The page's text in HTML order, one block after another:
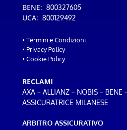
BENE: 800327605
UCA: 800129492
• Termini e Condizioni
• Privacy Policy
• Cookie Policy
RECLAMI
AXA– ALLIANZ– NOBIS– BENE
ASSICURATRICE MILANESE
ARBITRO ASSICURATIVO